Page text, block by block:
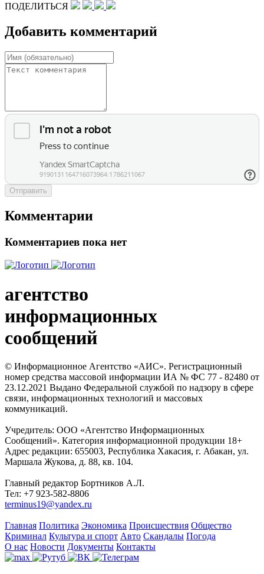
ПОДЕЛИТЬСЯ
Добавить комментарий
Отправить
Комментарии
Комментариев пока нет
агентство
информационных
сообщений
© Информационное Агентство «АИС». Регистрационный
номер средства массовой информации ИА № ФС 77 - 82480 от
23.12.2021 Выдано Федеральной службой по надзору в сфере
связи, информационных технологий и массовых
коммуникаций.
Учредитель: ООО «Агентство Информационных
Сообщений». Категория информационной продукции 18+
Адрес редакции: 655003, Республика Хакасия, г. Абакан, ул.
Маршала Жукова, д. 88, кв. 104.
Главный редактор Бортников А.Л.
Тел: +7 923-582-8806
terminus19@yandex.ru
Главная Политика Экономика Происшествия Общество
Криминал Культура и спорт Авто Скандалы Погода
О нас Новости Документы Контакты